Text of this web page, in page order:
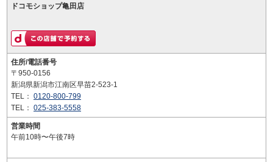
ドコモショップ亀田店
住所/電話番号
〒950-0156
新潟県新潟市江南区早苗2-523-1
TEL： 0120-800-799
TEL： 025-383-5558
営業時間
午前10時〜午後7時